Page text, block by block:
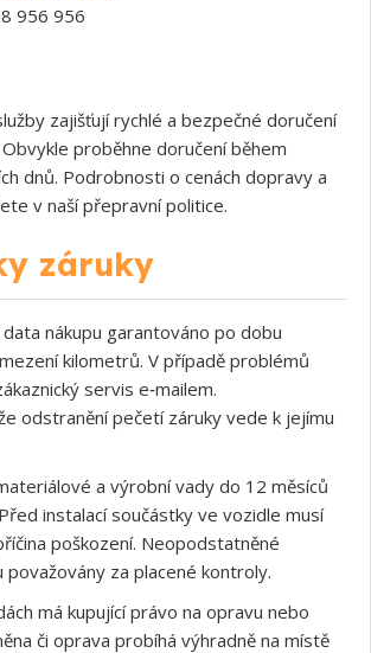
956 956
zajišťují rychlé a bezpečné doručení
proběhne doručení během
dnů. Podrobnosti o cenách dopravy a
v naší přepravní politice.
záruky
nákupu garantováno po dobu
kilometrů. V případě problémů
servis e‑mailem.
odstranění pečetí záruky vede k jejímu
a výrobní vady do 12 měsíců
instalací součástky ve vozidle musí
poškození. Neopodstatněné
považovány za placené kontroly.
má kupující právo na opravu nebo
či oprava probíhá výhradně na místě